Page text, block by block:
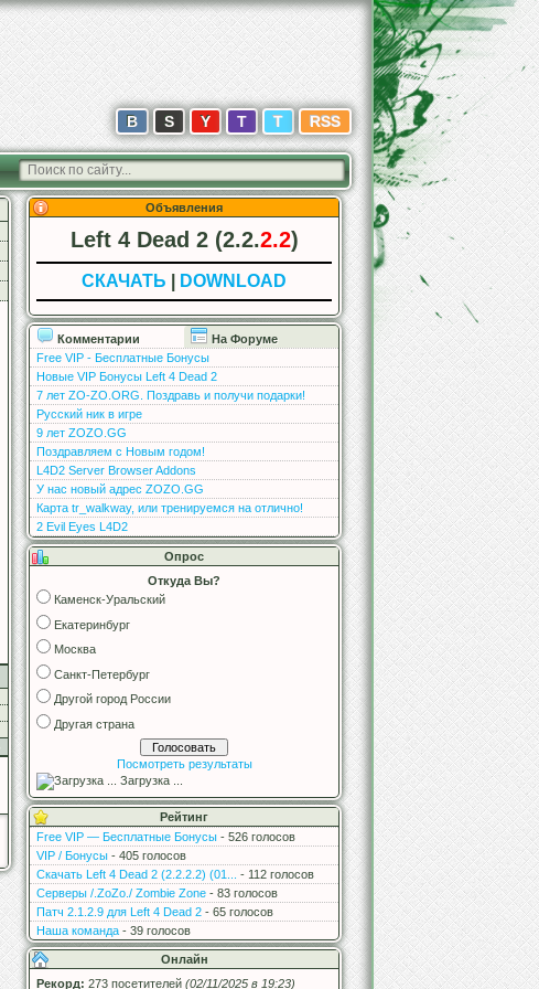
В S Y T T RSS
Объявления
Left 4 Dead 2 (2.2.2.2)
СКАЧАТЬ DOWNLOAD
Комментарии
На Форуме
Free VIP - Бесплатные Бонусы
Новые VIP Бонусы Left 4 Dead 2
7 лет ZO-ZO.ORG. Поздравь и получи подарки!
Русский ник в игре
9 лет ZOZO.GG
Поздравляем с Новым годом!
L4D2 Server Browser Addons
У нас новый адрес ZOZO.GG
Карта tr_walkway, или тренируемся на отлично!
2 Evil Eyes L4D2
Опрос
Откуда Вы?
Каменск-Уральский
Екатеринбург
Москва
Санкт-Петербург
Другой город России
Другая страна
Посмотреть результаты
Загрузка ...
Рейтинг
Free VIP — Бесплатные Бонусы - 526 голосов
VIP / Бонусы - 405 голосов
Скачать Left 4 Dead 2 (2.2.2.2) (01...
- 112 голосов
Серверы /.ZoZo./ Zombie Zone - 83 голосов
Патч 2.1.2.9 для Left 4 Dead 2 - 65 голосов
Наша команда - 39 голосов
Онлайн
Рекорд: 273 посетителей (02/11/2025 в 19:23)